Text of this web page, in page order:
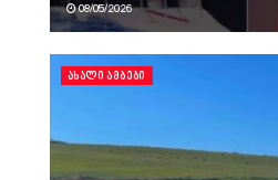
08/05/2026
ᲐᲮᲐᲚᲘ ᲐᲛᲑᲔᲑᲘ